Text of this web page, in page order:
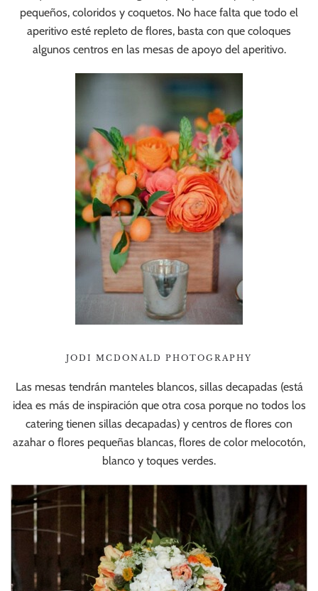
pequeños, coloridos y coquetos. No hace falta que todo el
aperitivo esté repleto de flores, basta con que coloques
algunos centros en las mesas de apoyo del aperitivo.
JODI MCDONALD PHOTOGRAPHY
Las mesas tendrán manteles blancos, sillas decapadas (está
idea es más de inspiración que otra cosa porque no todos los
catering tienen sillas decapadas) y centros de flores con
azahar o flores pequeñas blancas, flores de color melocotón,
blanco y toques verdes.